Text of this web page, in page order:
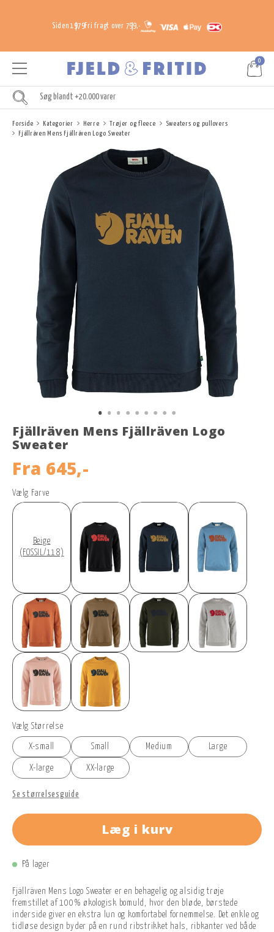
Siden 1979Fri fragt over 799,-
0
Forside Kategorier Herre Trøjer og fleece
Sweaters og pullovers
Fjällräven Mens Fjällräven Logo Sweater
Fjällräven Mens Fjällräven Logo
Sweater
Fra 645,-
Vælg Farve
Beige
(FOSSIL/118)
Vælg Størrelse
X-small Small Medium Large
X-large XX-large
Se størrelsesguide
Læg i kurv
På lager
Fjällräven Mens Logo Sweater er en behagelig og alsidig trøje
fremstillet af 100% økologisk bomuld, hvor den bløde, børstede
inderside giver en ekstra lun og komfortabel fornemmelse. Det enkle og
tidløse design byder på en rund ribstrikket hals, ribkanter ved både